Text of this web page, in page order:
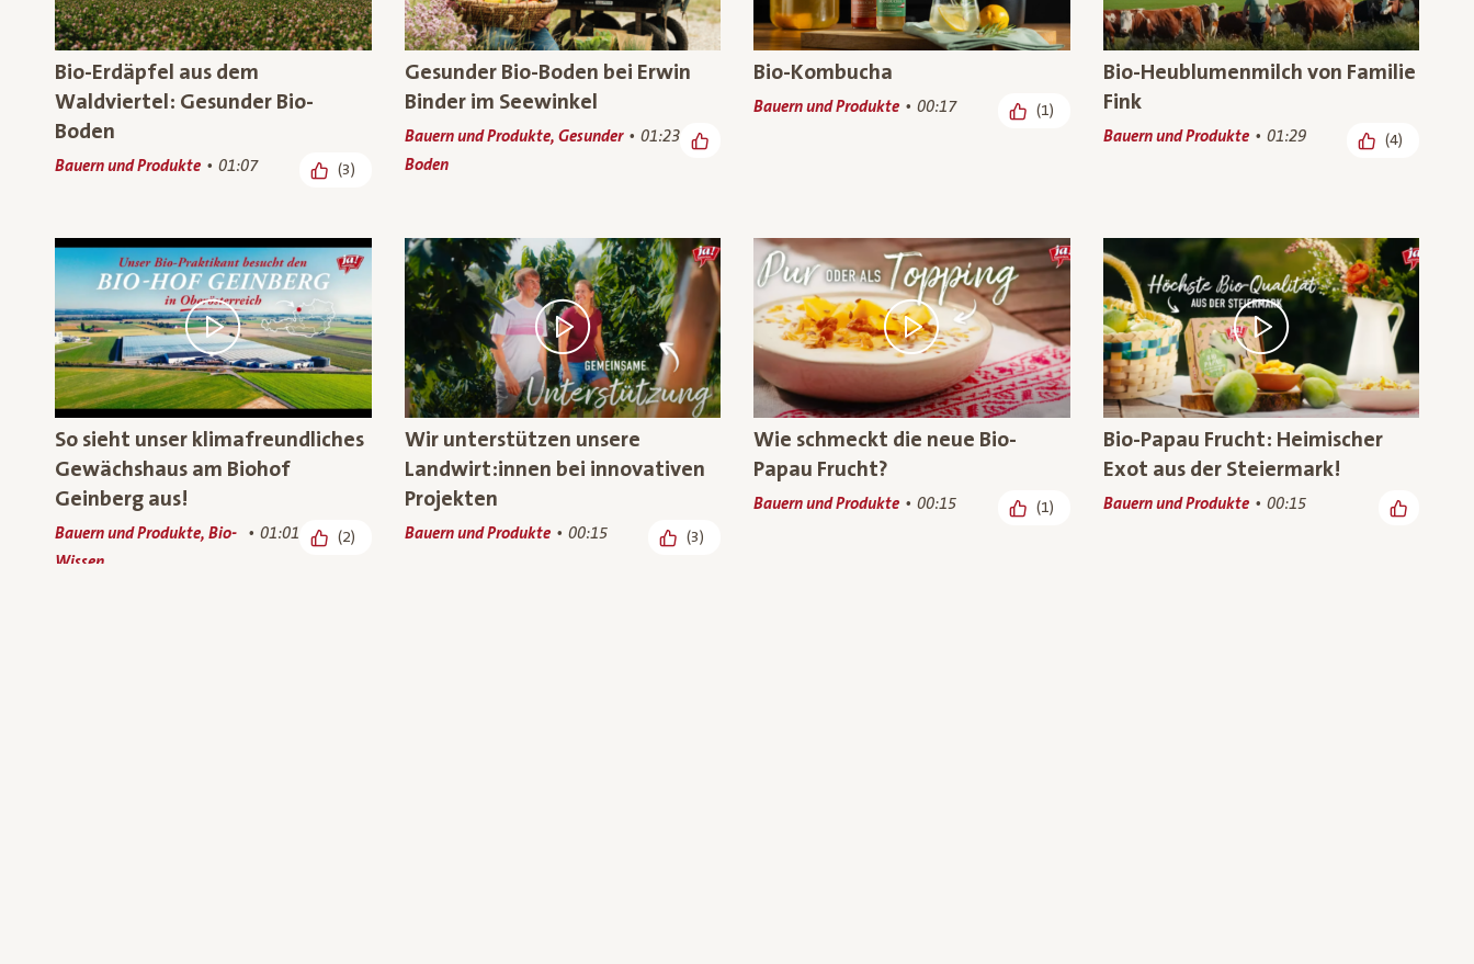
Bio-Erdäpfel aus dem
Waldviertel: Gesunder Bio-
Boden
Bauern und Produkte 01:07 (3)
Gesunder Bio-Boden bei Erwin
Binder im Seewinkel
Bauern und Produkte, Gesunder
Boden
01:23
Bio-Kombucha
Bauern und Produkte 00:17 (1)
Bio-Heublumenmilch von Familie
Fink
Bauern und Produkte 01:29 (4)
So sieht unser klimafreundliches
Gewächshaus am Biohof
Geinberg aus!
Bauern und Produkte, Bio-
Wissen
01:01 (2)
Wir unterstützen unsere
Landwirt:innen bei innovativen
Projekten
Bauern und Produkte 00:15 (3)
Wie schmeckt die neue Bio-
Papau Frucht?
Bauern und Produkte 00:15 (1)
Bio-Papau Frucht: Heimischer
Exot aus der Steiermark!
Bauern und Produkte 00:15